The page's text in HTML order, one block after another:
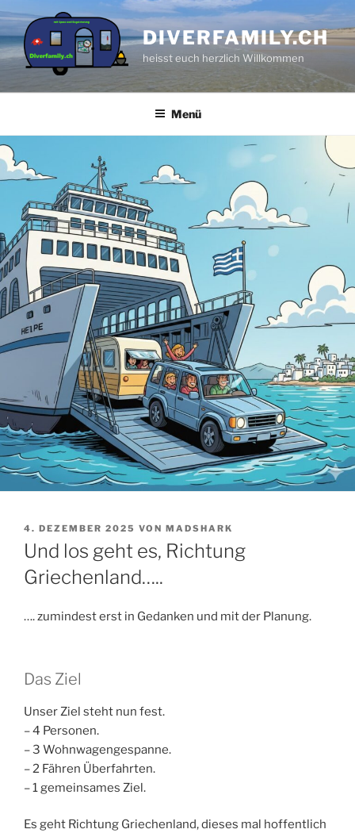
Zum
Inhalt
springen
DIVERFAMILY.CH
heisst euch herzlich Willkommen
Menü
VERÖFFENTLICHT
AM
4. DEZEMBER 2025 VON MADSHARK
Und los geht es, Richtung
Griechenland…..
…. zumindest erst in Gedanken und mit der Planung.
Das Ziel
Unser Ziel steht nun fest.
– 4 Personen.
– 3 Wohnwagengespanne.
– 2 Fähren Überfahrten.
– 1 gemeinsames Ziel.
Es geht Richtung Griechenland, dieses mal hoffentlich